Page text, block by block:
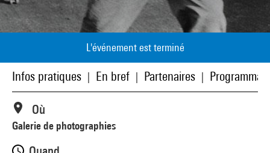
L'événement est terminé
Infos pratiques En bref Partenaires
Où
Galerie de photographies